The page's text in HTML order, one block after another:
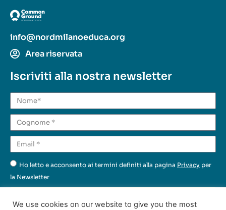
info@nordmilanoeduca.org
Area riservata
Iscriviti alla nostra newsletter
Ho letto e acconsento ai termini definiti alla pagina Privacy per
la Newsletter
We use cookies on our website to give you the most